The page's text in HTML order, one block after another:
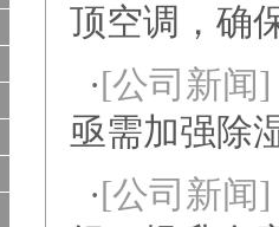
顶空调，确
· [公司新闻]
亟需加强除
· [公司新闻]